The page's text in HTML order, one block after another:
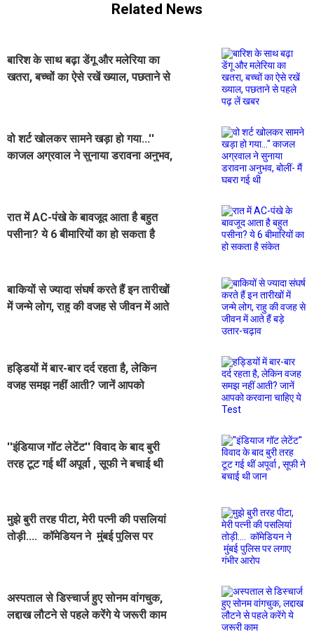
Related News
बारिश के साथ बढ़ा डेंगू और मलेरिया का
खतरा, बच्चों का ऐसे रखें ख्याल, पछताने से
वो शर्ट खोलकर सामने खड़ा हो गया...''
काजल अग्रवाल ने सुनाया डरावना अनुभव,
रात में AC-पंखे के बावजूद आता है बहुत
पसीना? ये 6 बीमारियों का हो सकता है
बाकियों से ज्यादा संघर्ष करते हैं इन तारीखों
में जन्मे लोग, राहु की वजह से जीवन में आते
हड्डियों में बार-बार दर्द रहता है, लेकिन
वजह समझ नहीं आती? जानें आपको
''इंडियाज गॉट लेटेंट'' विवाद के बाद बुरी
तरह टूट गई थीं अपूर्वा , सूफी ने बचाई थी
मुझे बुरी तरह पीटा, मेरी पत्नी की पसलियां
तोड़ी.... कॉमेडियन ने मुंबई पुलिस पर
अस्पताल से डिस्चार्ज हुए सोनम वांगचुक,
लद्दाख लौटने से पहले करेंगे ये जरूरी काम